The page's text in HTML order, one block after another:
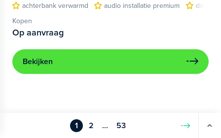
achterbank verwarmd
audio installatie premium
Kopen
Op aanvraag
Bekijken
1 2 ... 53 Volgende